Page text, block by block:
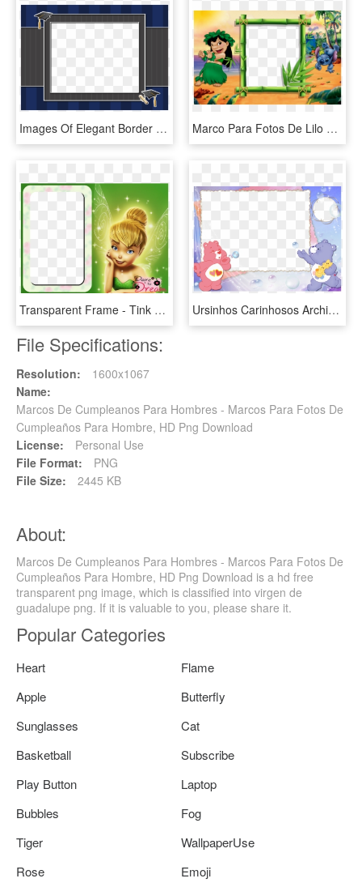
Images Of Elegant Border - Marcos Para Fotos De Graduacion Png, Transparent Png Marco Para Fotos De Lilo Y Stitch, HD Png Download
Transparent Frame - Tink <3 - Marcos Para Fotos De Tinkerbell, HD Png Download Ursinhos Carinhosos Archives - Marcos Para Fotos De Osos, HD Png Download
File Specifications:
Resolution:
1600x1067
Name:
Marcos De Cumpleanos Para Hombres - Marcos Para Fotos De
Cumpleaños Para Hombre, HD Png Download
License:
Personal Use
File Format:
PNG
File Size:
2445 KB
About:
Marcos De Cumpleanos Para Hombres - Marcos Para Fotos De
Cumpleaños Para Hombre, HD Png Download is a hd free
transparent png image, which is classified into virgen de
guadalupe png. If it is valuable to you, please share it.
Popular Categories
Heart
Flame
Apple
Butterfly
Sunglasses
Cat
Basketball
Subscribe
Play Button
Laptop
Bubbles
Fog
Tiger
WallpaperUse
Rose
Emoji